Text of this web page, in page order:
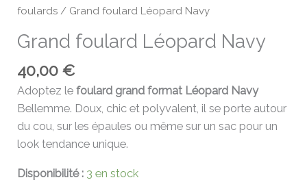
foulards / Grand foulard Léopard Navy
Grand foulard Léopard Navy
40,00€
Adoptez lefoulard grand format Léopard Navy
Bellemme. Doux, chic et polyvalent, il se porte autour
du cou, sur les épaules ou même sur un sac pour un
look tendance unique.
Disponibilité : 3 en stock